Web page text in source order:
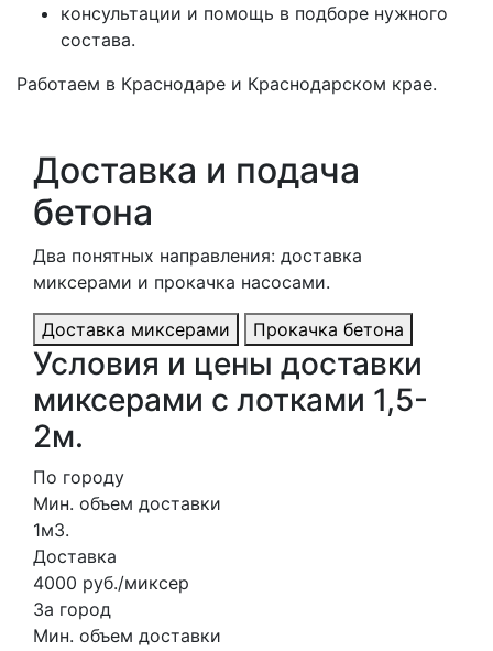
консультации и помощь в подборе нужного
состава.
Работаем в Краснодаре и Краснодарском крае.
Доставка и подача
бетона
Два понятных направления: доставка
миксерами и прокачка насосами.
Доставка миксерами Прокачка бетона
Условия и цены доставки
миксерами с лотками 1,5-
2м.
По городу
Мин. объем доставки
1м3.
Доставка
4000 руб./миксер
За город
Мин. объем доставки